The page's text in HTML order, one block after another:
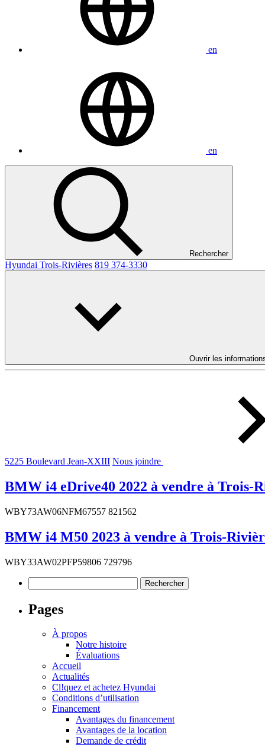
en
en
Rechercher
Hyundai Trois-Rivières 819 374-3330
Ouvrir les
5225 Boulevard Jean-XXIII Nous joindre
BMW i4 eDrive40 2022 à vendre à Trois-
WBY73AW06NFM67557 821562
BMW i4 M50 2023 à vendre à Trois-
WBY33AW02PFP59806 729796
Pages
À propos
Notre histoire
Évaluations
Accueil
Actualités
Cl!quez et achetez Hyundai
Conditions d’utilisation
Financement
Avantages du financement
Avantages de la location
Demande de crédit